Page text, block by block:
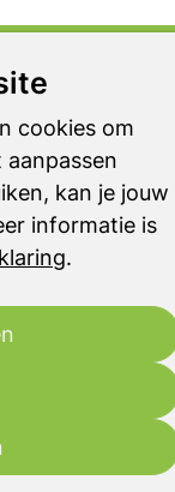
cookies om
kan je jouw
informatie is
.
een
te
is
de